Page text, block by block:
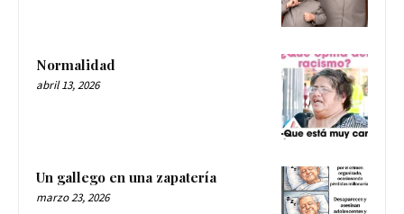
Normalidad
abril 13, 2026
Un gallego en una zapatería
marzo 23, 2026